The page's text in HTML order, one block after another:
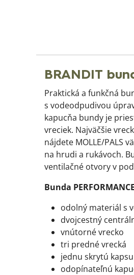
BRANDIT
Praktická a funkčná
s vodeodpudivou
kapucňa bundy je
vreciek. Najväčšie
nájdete MOLLE/PALS
na hrudi a rukávoch.
ventilačné otvory v
Bunda
odolný materiál s
dvojcestný
vnútorné vrecko
tri predné vrecká
jednu skrytú kapsu
odopínateľnú